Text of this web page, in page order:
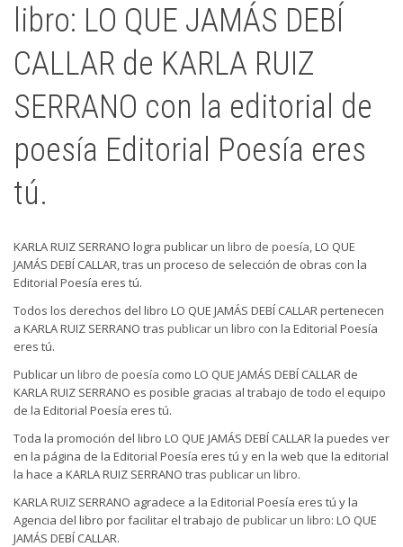
libro: LO QUE JAMÁS DEBÍ
CALLAR de KARLA RUIZ
SERRANO con la editorial de
poesía Editorial Poesía eres
tú.
KARLA RUIZ SERRANO logra publicar un libro de poesía, LO QUE
JAMÁS DEBÍ CALLAR, tras un proceso de selección de obras con la
Editorial Poesía eres tú.
Todos los derechos del libro LO QUE JAMÁS DEBÍ CALLAR pertenecen
a KARLA RUIZ SERRANO tras publicar un libro con la Editorial Poesía
eres tú.
Publicar un libro de poesía como LO QUE JAMÁS DEBÍ CALLAR de
KARLA RUIZ SERRANO es posible gracias al trabajo de todo el equipo
de la Editorial Poesía eres tú.
Toda la promoción del libro LO QUE JAMÁS DEBÍ CALLAR la puedes ver
en la página de la Editorial Poesía eres tú y en la web que la editorial
la hace a KARLA RUIZ SERRANO tras publicar un libro.
KARLA RUIZ SERRANO agradece a la Editorial Poesía eres tú y la
Agencia del libro por facilitar el trabajo de publicar un libro: LO QUE
JAMÁS DEBÍ CALLAR.